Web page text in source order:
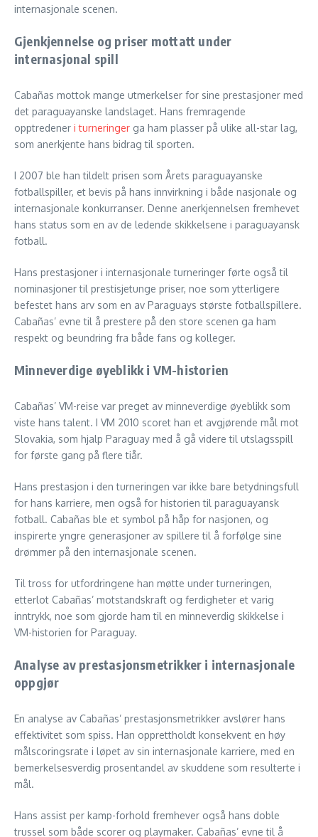
internasjonale scenen.
Gjenkjennelse og priser mottatt under
internasjonal spill
Cabañas mottok mange utmerkelser for sine prestasjoner med
det paraguayanske landslaget. Hans fremragende
opptredener i turneringer ga ham plasser på ulike all-star lag,
som anerkjente hans bidrag til sporten.
I 2007 ble han tildelt prisen som Årets paraguayanske
fotballspiller, et bevis på hans innvirkning i både nasjonale og
internasjonale konkurranser. Denne anerkjennelsen fremhevet
hans status som en av de ledende skikkelsene i paraguayansk
fotball.
Hans prestasjoner i internasjonale turneringer førte også til
nominasjoner til prestisjetunge priser, noe som ytterligere
befestet hans arv som en av Paraguays største fotballspillere.
Cabañas’ evne til å prestere på den store scenen ga ham
respekt og beundring fra både fans og kolleger.
Minneverdige øyeblikk i VM-historien
Cabañas’ VM-reise var preget av minneverdige øyeblikk som
viste hans talent. I VM 2010 scoret han et avgjørende mål mot
Slovakia, som hjalp Paraguay med å gå videre til utslagsspill
for første gang på flere tiår.
Hans prestasjon i den turneringen var ikke bare betydningsfull
for hans karriere, men også for historien til paraguayansk
fotball. Cabañas ble et symbol på håp for nasjonen, og
inspirerte yngre generasjoner av spillere til å forfølge sine
drømmer på den internasjonale scenen.
Til tross for utfordringene han møtte under turneringen,
etterlot Cabañas’ motstandskraft og ferdigheter et varig
inntrykk, noe som gjorde ham til en minneverdig skikkelse i
VM-historien for Paraguay.
Analyse av prestasjonsmetrikker i internasjonale
oppgjør
En analyse av Cabañas’ prestasjonsmetrikker avslører hans
effektivitet som spiss. Han opprettholdt konsekvent en høy
målscoringsrate i løpet av sin internasjonale karriere, med en
bemerkelsesverdig prosentandel av skuddene som resulterte i
mål.
Hans assist per kamp-forhold fremhever også hans doble
trussel som både scorer og playmaker. Cabañas’ evne til å